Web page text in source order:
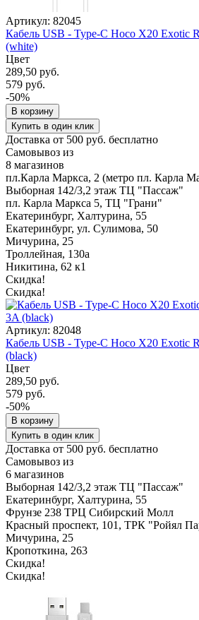
Артикул: 82045
Кабель USB - Type-C Hoco X20 Exotic
(white)
Цвет
289,50 руб.
579 руб.
-50%
В корзину
Купить в один клик
Доставка от 500 руб. бесплатно
Самовывоз из
8 магазинов
пл.Карла Маркса, 2 (метро пл. Карла
Выборная 142/3,2 этаж ТЦ "Пассаж"
пл. Карла Маркса 5, ТЦ "Грани"
Екатеринбург, Халтурина, 55
Екатеринбург, ул. Сулимова, 50
Мичурина, 25
Троллейная, 130а
Никитина, 62 к1
Скидка!
Скидка!
Артикул: 82048
Кабель USB - Type-C Hoco X20 Exotic
(black)
Цвет
289,50 руб.
579 руб.
-50%
В корзину
Купить в один клик
Доставка от 500 руб. бесплатно
Самовывоз из
6 магазинов
Выборная 142/3,2 этаж ТЦ "Пассаж"
Екатеринбург, Халтурина, 55
Фрунзе 238 ТРЦ Сибирский Молл
Красный проспект, 101, ТРК "Ройял
Мичурина, 25
Кропоткина, 263
Скидка!
Скидка!